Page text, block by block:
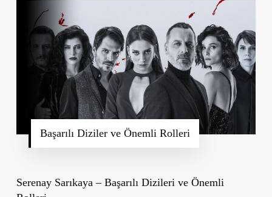
Başarılı Diziler ve Önemli Rolleri
Serenay Sarıkaya – Başarılı Dizileri ve Önemli